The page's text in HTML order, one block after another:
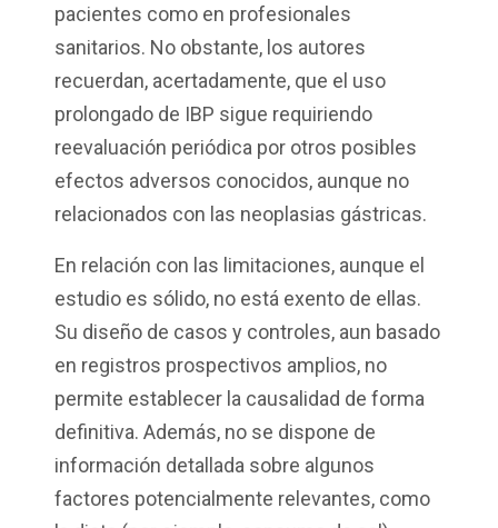
pacientes como en profesionales
sanitarios. No obstante, los autores
recuerdan, acertadamente, que el uso
prolongado de IBP sigue requiriendo
reevaluación periódica por otros posibles
efectos adversos conocidos, aunque no
relacionados con las neoplasias gástricas.
En relación con las limitaciones, aunque el
estudio es sólido, no está exento de ellas.
Su diseño de casos y controles, aun basado
en registros prospectivos amplios, no
permite establecer la causalidad de forma
definitiva. Además, no se dispone de
información detallada sobre algunos
factores potencialmente relevantes, como